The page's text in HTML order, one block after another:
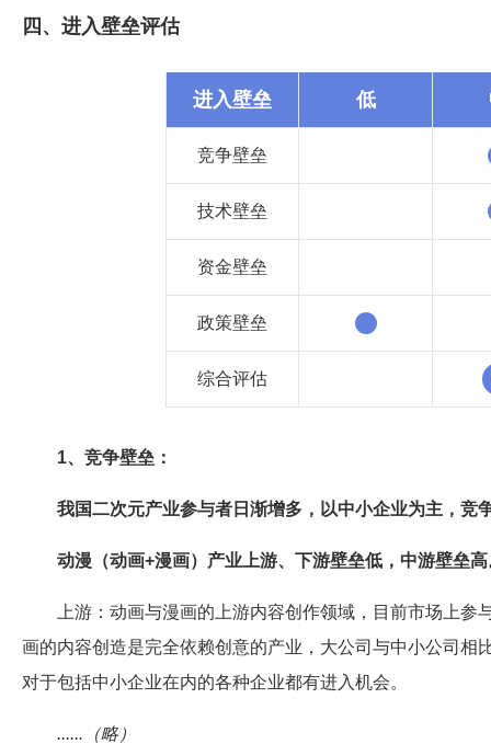
四、进入壁垒评估
进入壁垒 低
竞争壁垒
技术壁垒
资金壁垒
政策壁垒
综合评估
1、竞争壁垒：
我国二次元产业参与者日渐增多，以中小企业为主，竞
动漫（动画+漫画）产业上游、下游壁垒低，中游壁垒高
上游：动画与漫画的上游内容创作领域，目前市场上
画的内容创造是完全依赖创意的产业，大公司与中小公司
对于包括中小企业在内的各种企业都有进入机会。
......（略）